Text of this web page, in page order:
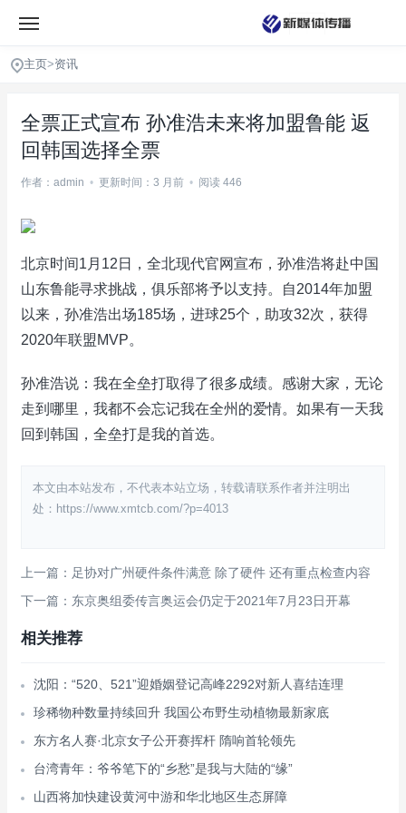
主页>资讯
全票正式宣布 孙准浩未来将加盟鲁能 返
回韩国选择全票
作者：admin • 更新时间：3 月前 • 阅读 446
北京时间1月12日，全北现代官网宣布，孙准浩将赴中国
山东鲁能寻求挑战，俱乐部将予以支持。自2014年加盟
以来，孙准浩出场185场，进球25个，助攻32次，获得
2020年联盟MVP。
孙准浩说：我在全垒打取得了很多成绩。感谢大家，无论
走到哪里，我都不会忘记我在全州的爱情。如果有一天我
回到韩国，全垒打是我的首选。
本文由本站发布，不代表本站立场，转载请联系作者并注明出
处：https://www.xmtcb.com/?p=4013
上一篇：足协对广州硬件条件满意 除了硬件 还有重点检查内容
下一篇：东京奥组委传言奥运会仍定于2021年7月23日开幕
相关推荐
沈阳：“520、521”迎婚姻登记高峰2292对新人喜结连理
珍稀物种数量持续回升 我国公布野生动植物最新家底
东方名人赛·北京女子公开赛挥杆 隋响首轮领先
台湾青年：爷爷笔下的“乡愁”是我与大陆的“缘”
山西将加快建设黄河中游和华北地区生态屏障